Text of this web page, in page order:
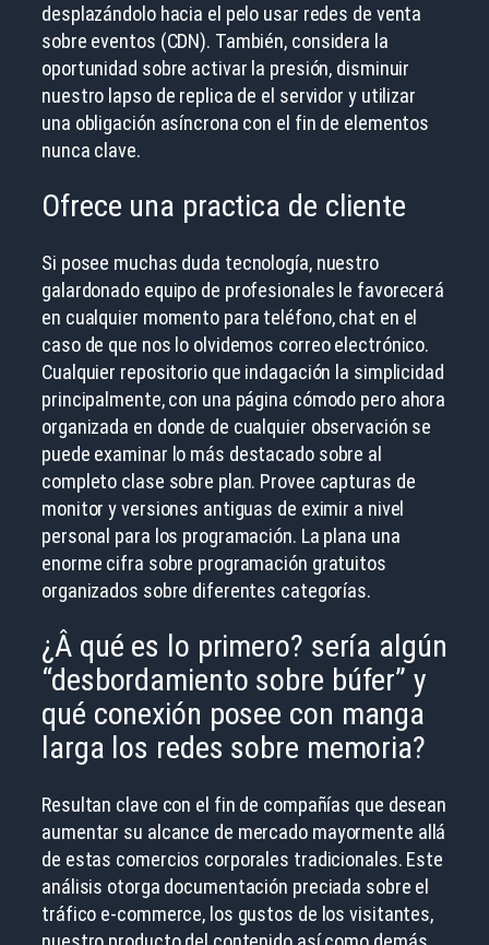
desplazándolo hacia el pelo usar redes de venta
sobre eventos (CDN). También, considera la
oportunidad sobre activar la presión, disminuir
nuestro lapso de replica de el servidor y utilizar
una obligación asíncrona con el fin de elementos
nunca clave.
Ofrece una practica de cliente
Si posee muchas duda tecnología, nuestro
galardonado equipo de profesionales le favorecerá
en cualquier momento para teléfono, chat en el
caso de que nos lo olvidemos correo electrónico.
Cualquier repositorio que indagación la simplicidad
principalmente, con una página cómodo pero ahora
organizada en donde de cualquier observación se
puede examinar lo más destacado sobre al
completo clase sobre plan. Provee capturas de
monitor y versiones antiguas de eximir a nivel
personal para los programación. La plana una
enorme cifra sobre programación gratuitos
organizados sobre diferentes categorías.
¿Â qué es lo primero? serí­a algún
“desbordamiento sobre búfer” y
qué conexión posee con manga
larga los redes sobre memoria?
Resultan clave con el fin de compañías que desean
aumentar su alcance de mercado mayormente allá
de estas comercios corporales tradicionales. Este
análisis otorga documentación preciada sobre el
tráfico e-commerce, los gustos de los visitantes,